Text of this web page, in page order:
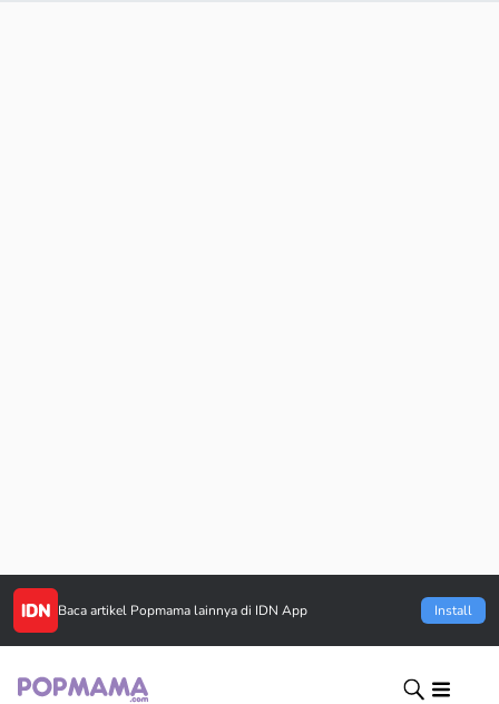
Baca artikel Popmama lainnya di IDN App Install